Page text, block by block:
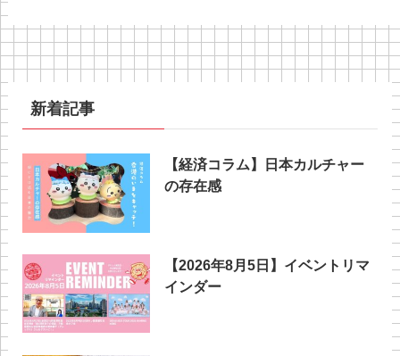
新着記事
【経済コラム】日本カルチャー
の存在感
【2026年8月5日】イベントリマ
インダー